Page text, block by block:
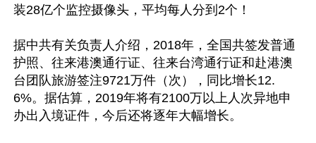
装28亿个监控摄像头，平均每人分到2个！
据中共有关负责人介绍，2018年，全国共签发普通
护照、往来港澳通行证、往来台湾通行证和赴港澳
台团队旅游签注9721万件（次），同比增长12.
6%。据估算，2019年将有2100万以上人次异地申
办出入境证件，今后还将逐年大幅增长。